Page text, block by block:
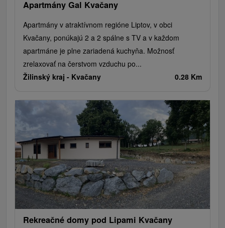
Apartmány Gal Kvačany
Apartmány v atraktívnom regióne Liptov, v obci
Kvačany, ponúkajú 2 a 2 spálne s TV a v každom
apartmáne je plne zariadená kuchyňa. Možnosť
zrelaxovať na čerstvom vzduchu po...
Žilinský kraj - Kvačany 0.28 Km
Rekreačné domy pod Lipami Kvačany